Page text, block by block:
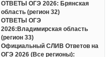
ОТВЕТЫ ОГЭ 2026: Брянская
область (регион 32)
ОТВЕТЫ ОГЭ
2026:Владимирская область
(регион 33)
Официальный СЛИВ Ответов на
ОГЭ 2026 (Все регионы):